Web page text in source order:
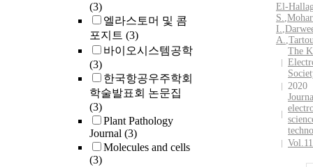
(3)
엘라스토머 및 콤
포지트 (3)
바이오시스템공학
(3)
한국항공우주학회
학술발표회 논문집
(3)
Plant Pathology
Journal (3)
Molecules and cells
(3)
El-
S.,
I.,
A.,
The
2020